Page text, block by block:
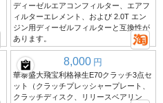
ディーゼルエアコンフィルター、エアフ
ィルターエレメント、および 2.0T エン
ジン用ディーゼルフィルターと互換性が
あります。
8,000 円
華泰盛大飛宝利格禄生E70クラッチ3点セ
ット（クラッチプレッシャープレート、
クラッチディスク、リリースベアリン